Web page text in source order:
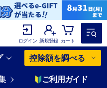
ログイン 新規登録 カート
控除額を調べる
ご利用ガイド